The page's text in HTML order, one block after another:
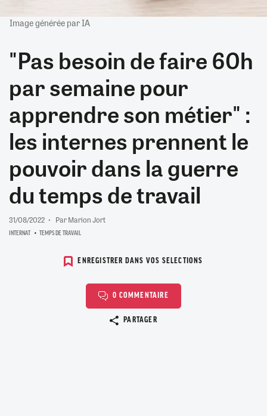
Image générée par IA
"Pas besoin de faire 60h
par semaine pour
apprendre son métier" :
les internes prennent le
pouvoir dans la guerre
du temps de travail
31/08/2022 Par Marion Jort
INTERNAT TEMPS DE TRAVAIL
ENREGISTRER DANS VOS SELECTIONS
0 COMMENTAIRE
PARTAGER